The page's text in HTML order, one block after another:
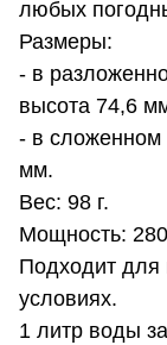
любых
Размеры:
- в
высота 74,6
- в сложенном
мм.
Вес: 98 г.
Мощность:
Подходит для
условиях.
1 литр воды